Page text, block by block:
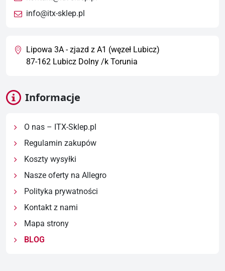
info@itx-sklep.pl
Lipowa 3A - zjazd z A1 (węzeł Lubicz)
87-162 Lubicz Dolny /k Torunia
Informacje
O nas – ITX-Sklep.pl
Regulamin zakupów
Koszty wysyłki
Nasze oferty na Allegro
Polityka prywatności
Kontakt z nami
Mapa strony
BLOG